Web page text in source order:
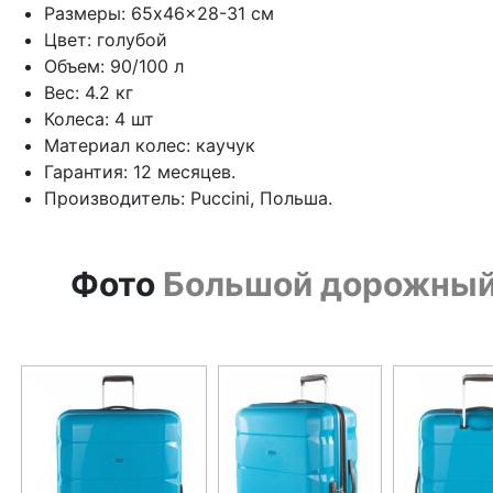
Размеры: 65x46x28-31 см
Цвет: голубой
Объем: 90/100 л
Вес: 4.2 кг
Колеса: 4 шт
Материал колес: каучук
Гарантия: 12 месяцев.
Производитель: Puccini, Польша.
Фото Большой дорожный